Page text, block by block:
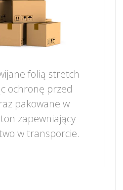
folią stretch
ochronę przed
pakowane w
zapewniający
w transporcie.